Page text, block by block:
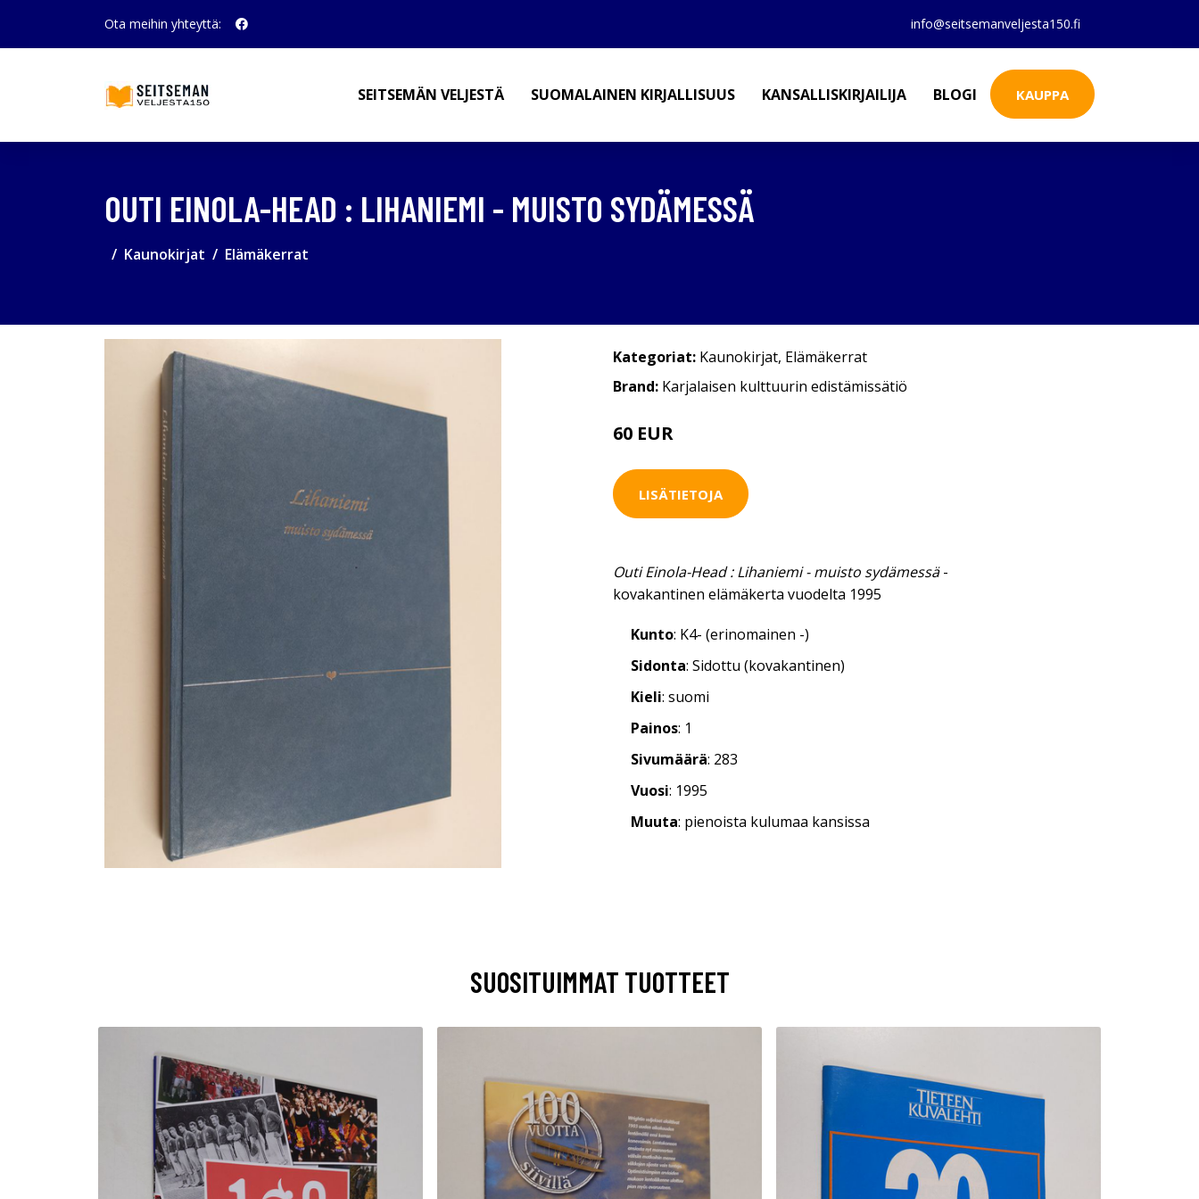
Ota meihin yhteyttä: info@seitsemanveljesta150.fi
SEITSEMÄN VELJESTÄ SUOMALAINEN KIRJALLISUUS KANSALLISKIRJAILIJA BLOGI KAUPPA
OUTI EINOLA-HEAD : LIHANIEMI - MUISTO SYDÄMESSÄ
Kaunokirjat Elämäkerrat
Kategoriat: Kaunokirjat, Elämäkerrat
Brand: Karjalaisen kulttuurin edistämissätiö
60 EUR
LISÄTIETOJA
Outi Einola-Head : Lihaniemi - muisto sydämessä-
kovakantinen elämäkerta vuodelta 1995
Kunto: K4- (erinomainen -)
Sidonta: Sidottu (kovakantinen)
Kieli: suomi
Painos: 1
Sivumäärä: 283
Vuosi: 1995
Muuta: pienoista kulumaa kansissa
SUOSITUIMMAT TUOTTEET